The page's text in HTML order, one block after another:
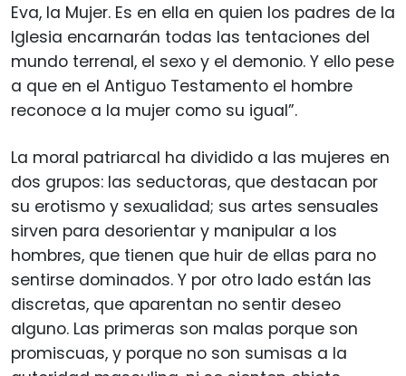
Eva, la Mujer. Es en ella en quien los padres de la
Iglesia encarnarán todas las tentaciones del
mundo terrenal, el sexo y el demonio. Y ello pese
a que en el Antiguo Testamento el hombre
reconoce a la mujer como su igual”.
La moral patriarcal ha dividido a las mujeres en
dos grupos: las seductoras, que destacan por
su erotismo y sexualidad; sus artes sensuales
sirven para desorientar y manipular a los
hombres, que tienen que huir de ellas para no
sentirse dominados. Y por otro lado están las
discretas, que aparentan no sentir deseo
alguno. Las primeras son malas porque son
promiscuas, y porque no son sumisas a la